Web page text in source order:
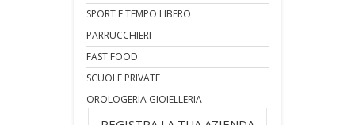
SPORT E TEMPO LIBERO
PARRUCCHIERI
FAST FOOD
SCUOLE PRIVATE
OROLOGERIA GIOIELLERIA